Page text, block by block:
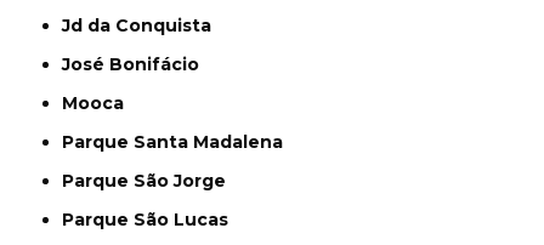
Jd da Conquista
José Bonifácio
Mooca
Parque Santa Madalena
Parque São Jorge
Parque São Lucas